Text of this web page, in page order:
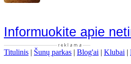
Informuokite apie
Titulinis | Šunų parkas | Blog'ai | Klubai |